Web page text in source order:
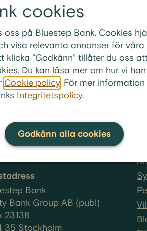
cookies
på Bluestep Bank. Cookies
visa relevanta annonser för våra
”Godkänn” tillåter du oss
Du kan läsa mer om hur vi
Cookie policy . För mer
Integritetspolicy.
Godkänn alla cookies
att utöka mitt bolån?
0770-33 01 00
Öppettider
Bank
Bank Group AB (publ)
23138
35 Stockholm